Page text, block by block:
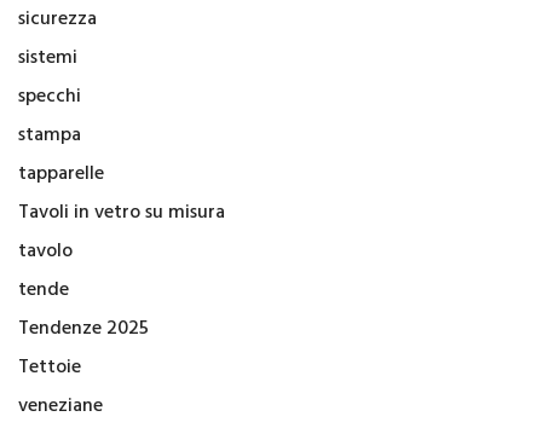
sicurezza
sistemi
specchi
stampa
tapparelle
Tavoli in vetro su misura
tavolo
tende
Tendenze 2025
Tettoie
veneziane